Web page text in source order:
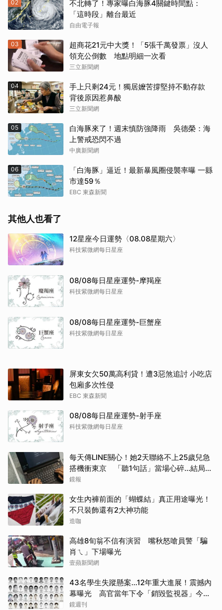
02
不北轉了！專家曝白海豚4關鍵時間點：
「這時段」離台最近
自由電子報
03
超商花21元中大獎！「5張千萬發票」沒人
領充公倒數 地點明細一次看
三立新聞網
04
手上只剩24元！獨居嬤苦撐堅持不動存款
背後原因惹鼻酸
三立新聞網
05
白海豚來了！週末慎防強降雨 吳德榮：海
上警戒恐閃不過
中廣新聞網
06
「白海豚」逼近！最新暴風圈侵襲率曝 一縣
市達59％
EBC 東森新聞
其他人也看了
12星座今日運勢〈08.08星期六〉
科技紫微網每日星座
08/08每日星座運勢-摩羯座
科技紫微網每日星座
08/08每日星座運勢-巨蟹座
科技紫微網每日星座
屏東女欠50萬高利貸！遭3惡煞追討 小吃店
包廂多次性侵
EBC 東森新聞
08/08每日星座運勢-射手座
科技紫微網每日星座
每天傳LINE關心！她2天聯絡不上25歲兒急
搭機衝東京 「聽1句話」當場心碎...結局看
哭網
鏡報
女生內褲前面的「蝴蝶結」真正用途曝光！
不只裝飾還有2大神功能
造咖
高雄8旬翁不信有演習 嘴秋怒嗆員警「騙
肖ㄟ」下場曝光
壹蘋新聞網
43名學生失蹤懸案...12年重大進展！震撼內
幕曝光 高官當年下令「銷毀監視器」今遭
逮
鏡週刊
取消